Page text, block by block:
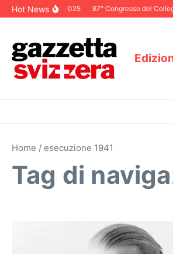
Salta al contenuto
Hot News
Dicembre 2025 87° Congresso del
Home / esecuzione 1941
Tag di